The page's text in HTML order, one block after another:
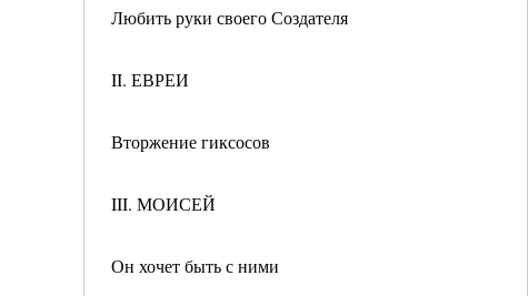
Любить руки своего Создателя
II. ЕВРЕИ
Вторжение гиксосов
III. МОИСЕЙ
Он хочет быть с ними